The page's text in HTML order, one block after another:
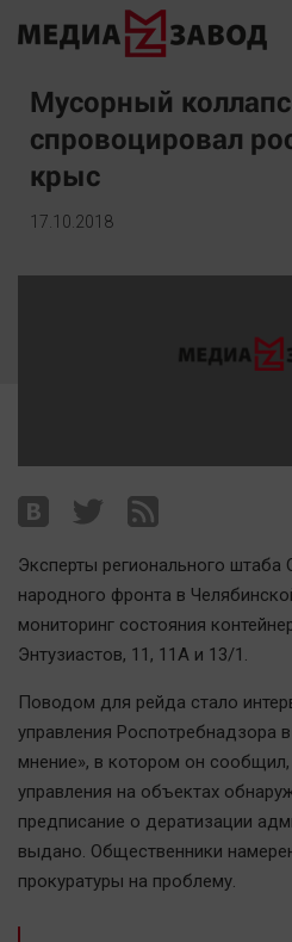
Новости
Экономика
Происшествия
Общество
Архив
Наша победа
Общество
Политика
Экономика
Происшествия
Здоровье
Культура
Курилка
Мусорный
спровоцировал
крыс
17.10.2018
Эксперты регионального
народного фронта в
мониторинг состояния
Энтузиастов, 11, 11А и 13/1.
Поводом для рейда стало
управления Роспотребнадзора
мнение», в котором он
управления на объектах
предписание о дератизации
выдано. Общественники
прокуратуры на проблему.